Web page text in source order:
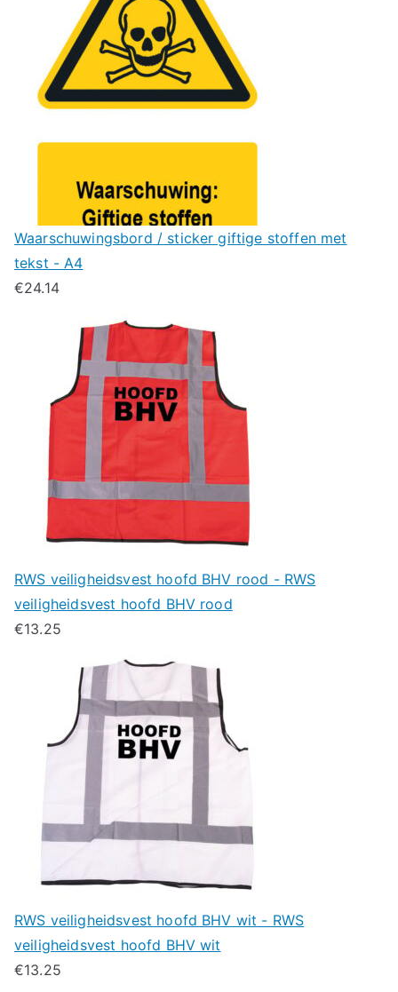
Waarschuwingsbord / sticker giftige stoffen met
tekst - A4
€24.14
RWS veiligheidsvest hoofd BHV rood - RWS
veiligheidsvest hoofd BHV rood
€13.25
RWS veiligheidsvest hoofd BHV wit - RWS
veiligheidsvest hoofd BHV wit
€13.25